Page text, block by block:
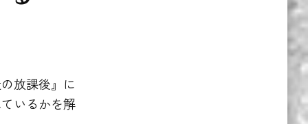
放課後』に
いるかを解